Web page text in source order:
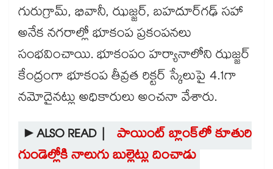
గురుగ్రామ్, భివానీ, ఝజ్జర్, బహదూర్‌గఢ్ సహా
అనేక నగరాల్లో భూకంప ప్రకంపనలు
సంభవించాయి. భూకంపం హర్యానాలోని ఝజ్జర్‌
కేంద్రంగా భూకంప తీవ్రత రిక్టర్‌ స్కేలుపై 4.1గా
నమోదైనట్లు అధికారులు అంచనా వేశారు.
►ALSO READ | పాయింట్ బ్లాంక్‎లో కూతురి
గుండెల్లోకి నాలుగు బుల్లెట్లు దించాడు